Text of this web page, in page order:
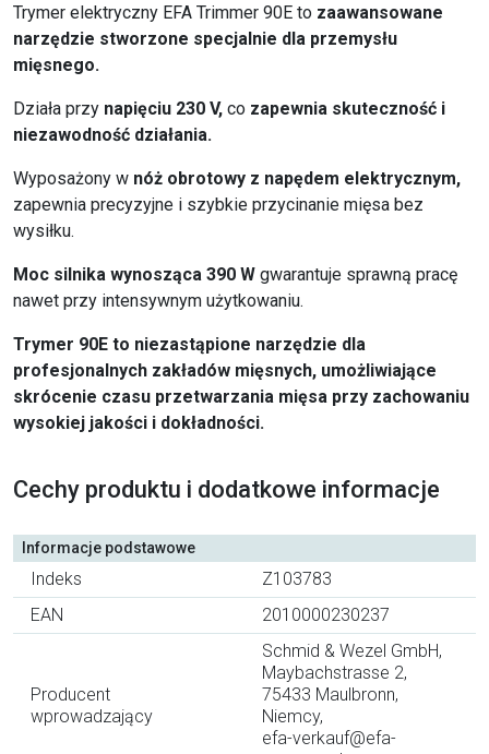
Trymer elektryczny EFA Trimmer 90E to zaawansowane
narzędzie stworzone specjalnie dla przemysłu
mięsnego.
Działa przy napięciu 230 V, co zapewnia skuteczność i
niezawodność działania.
Wyposażony w nóż obrotowy z napędem elektrycznym,
zapewnia precyzyjne i szybkie przycinanie mięsa bez
wysiłku.
Moc silnika wynosząca 390 W gwarantuje sprawną pracę
nawet przy intensywnym użytkowaniu.
Trymer 90E to niezastąpione narzędzie dla
profesjonalnych zakładów mięsnych, umożliwiające
skrócenie czasu przetwarzania mięsa przy zachowaniu
wysokiej jakości i dokładności.
Cechy produktu i dodatkowe informacje
Informacje podstawowe
Indeks
Z103783
EAN
2010000230237
Producent
wprowadzający
Schmid & Wezel GmbH,
Maybachstrasse 2,
75433 Maulbronn,
Niemcy,
efa-verkauf@efa-